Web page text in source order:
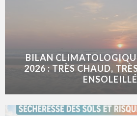
BILAN
2026 : TRÈS CHAUD,
ENSOLEILLÉ